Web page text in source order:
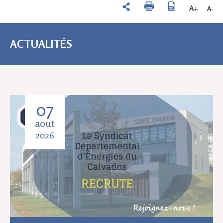
A+ A-
ACTUALITÉS
07
aout
2026